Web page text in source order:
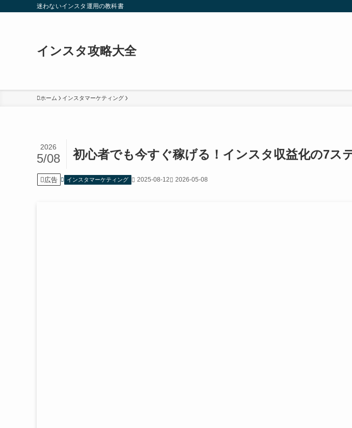
迷わないインスタ運用の教科書
インスタ攻略大全
ホーム インスタマーケティング
初心者でも今すぐ稼げる！インスタ収益化の7ス
2026
5/08
広告 インスタマーケティング 2025-08-12 2026-05-08